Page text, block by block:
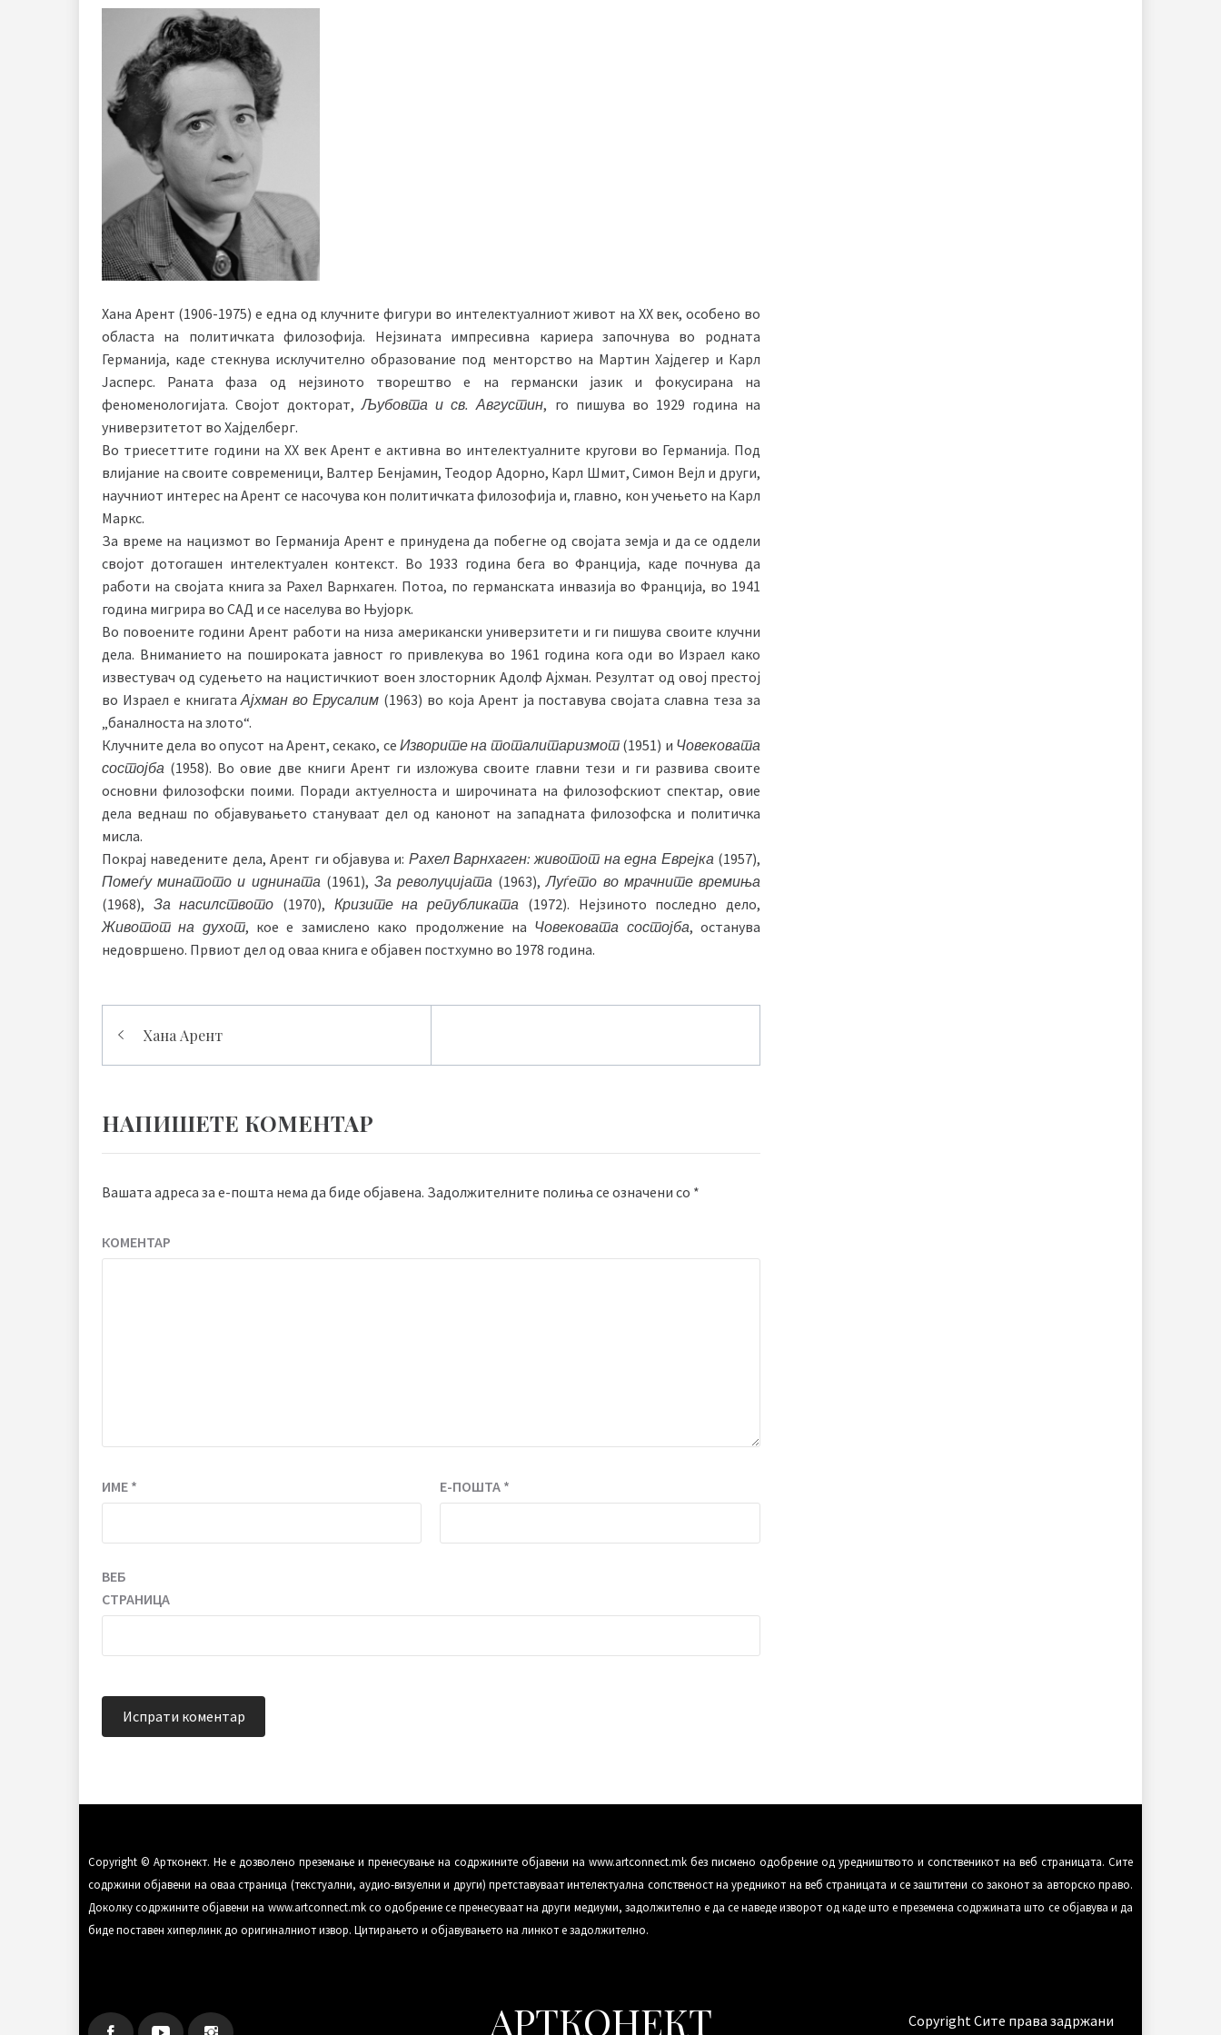
Хана Арент (1906-1975) е една од клучните фигури во интелектуалниот живот на XX век, особено во
областа на политичката филозофија. Нејзината импресивна кариера започнува во родната
Германија, каде стекнува исклучително образование под менторство на Мартин Хајдегер и Карл
Јасперс. Раната фаза од нејзиното творештво е на германски јазик и фокусирана на
феноменологијата. Својот докторат,Љубовта и св. Августин, го пишува во 1929 година на
универзитетот во Хајделберг.
Во триесеттите години на XX век Арент е активна во интелектуалните кругови во Германија. Под
влијание на своите современици, Валтер Бенјамин, Теодор Адорно, Карл Шмит, Симон Вејл и други,
научниот интерес на Арент се насочува кон политичката филозофија и, главно, кон учењето на Карл
Маркс.
За време на нацизмот во Германија Арент е принудена да побегне од својата земја и да се оддели
својот дотогашен интелектуален контекст. Во 1933 година бега во Франција, каде почнува да
работи на својата книга за Рахел Варнхаген. Потоа, по германската инвазија во Франција, во 1941
година мигрира во САД и се населува во Њујорк.
Во повоените години Арент работи на низа американски универзитети и ги пишува своите клучни
дела. Вниманието на пошироката јавност го привлекува во 1961 година кога оди во Израел како
известувач од судењето на нацистичкиот воен злосторник Адолф Ајхман. Резултат од овој престој
во Израел е книгатаАјхман во Ерусалим (1963) во која Арент ја поставува својата славна теза за
„баналноста на злото“.
Клучните дела во опусот на Арент, секако, сеИзворите на тоталитаризмот(1951) и Човековата
состојба (1958). Во овие две книги Арент ги изложува своите главни тези и ги развива своите
основни филозофски поими. Поради актуелноста и широчината на филозофскиот спектар, овие
дела веднаш по објавувањето стануваат дел од канонот на западната филозофска и политичка
мисла.
Покрај наведените дела, Арент ги објавува и: Рахел Варнхаген: животот на една Еврејка (1957),
Помеѓу минатото и иднината (1961), За револуцијата (1963),Луѓето во мрачните времиња
(1968), За насилството (1970), Кризите на републиката (1972). Нејзиното последно дело,
Животот на духот, кое е замислено како продолжение на Човековата состојба, останува
недовршено. Првиот дел од оваа книга е објавен постхумно во 1978 година.
Навигација
на
Хана Арент
НАПИШЕТЕ КОМЕНТАР
Вашата адреса за е-пошта нема да биде објавена. Задолжителните полиња се означени со *
КОМЕНТАР
ИМЕ * Е-ПОШТА *
ВЕБ
СТРАНИЦА
Copyright © Артконект. Не е дозволено преземање и пренесување на содржините објавени на www.artconnect.mk без писмено одобрение од уредништвото и сопственикот на веб страницата. Сите
содржини објавени на оваа страница (текстуални, аудио-визуелни и други) претставуваат интелектуална сопственост на уредникот на веб страницата и се заштитени со законот за авторско право.
Доколку содржините објавени на www.artconnect.mk со одобрение се пренесуваат на други медиуми, задолжително е да се наведе изворот од каде што е преземена содржината што се објавува и да
биде поставен хиперлинк до оригиналниот извор. Цитирањето и објавувањето на линкот е задолжително.
АРТКОНЕКТ
Copyright Сите права задржани